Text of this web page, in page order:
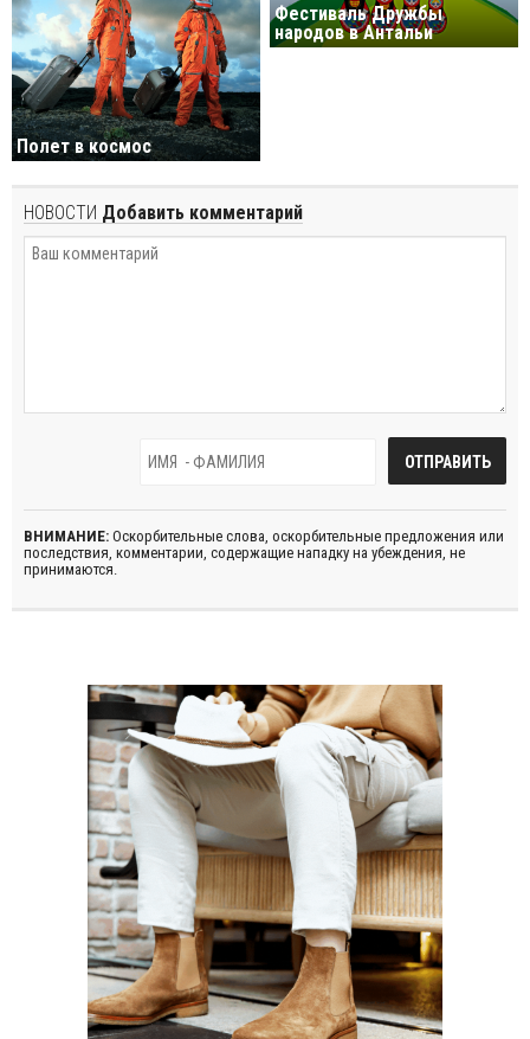
Полет в космос
Фестиваль Дружбы
народов в Антальи
НОВОСТИ Добавить комментарий
ВНИМАНИЕ: Оскорбительные слова, оскорбительные предложения или
последствия, комментарии, содержащие нападку на убеждения, не
принимаются.